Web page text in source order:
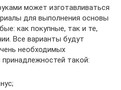
может изготавливаться
для выполнения основы
как покупные, так и те,
Все варианты будут
необходимых
такой: